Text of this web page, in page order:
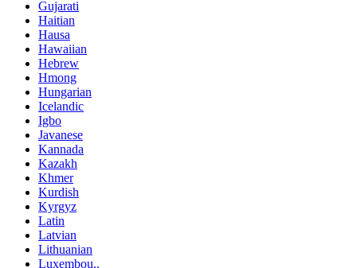
Gujarati
Haitian
Hausa
Hawaiian
Hebrew
Hmong
Hungarian
Icelandic
Igbo
Javanese
Kannada
Kazakh
Khmer
Kurdish
Kyrgyz
Latin
Latvian
Lithuanian
Luxembou..